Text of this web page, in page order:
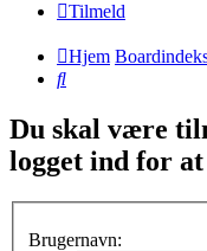
Tilmeld
Hjem
Søg
Du skal være
logget ind for
Brugernavn: